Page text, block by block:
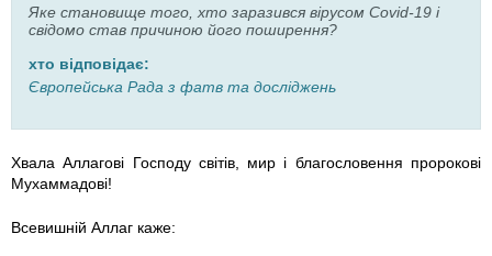
Яке становище того, хто заразився вірусом Covid-19 і
свідомо став причиною його поширення?
хто відповідає:
Європейська Рада з фатв та досліджень
Хвала Аллагові Господу світів, мир і благословення пророкові
Мухаммадові!
Всевишній Аллаг каже: